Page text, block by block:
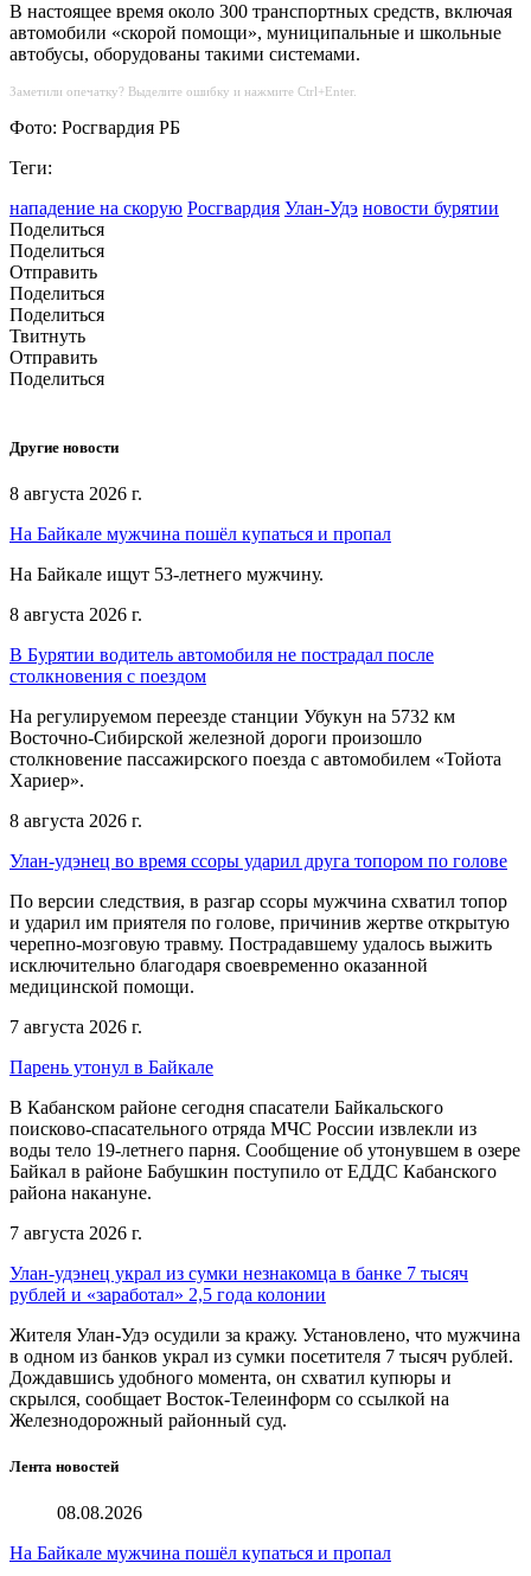
В настоящее время около 300 транспортных средств, включая
автомобили «скорой помощи», муниципальные и школьные
автобусы, оборудованы такими системами.
Заметили опечатку? Выделите ошибку и нажмите Ctrl+Enter.
Фото: Росгвардия РБ
Теги:
нападение на скорую Росгвардия Улан-Удэ новости бурятии
Поделиться
Поделиться
Отправить
Поделиться
Поделиться
Твитнуть
Отправить
Поделиться
Другие новости
8 августа 2026 г.
На Байкале мужчина пошёл купаться и пропал
На Байкале ищут 53-летнего мужчину.
8 августа 2026 г.
В Бурятии водитель автомобиля не пострадал после
столкновения с поездом
На регулируемом переезде станции Убукун на 5732 км
Восточно-Сибирской железной дороги произошло
столкновение пассажирского поезда с автомобилем «Тойота
Хариер».
8 августа 2026 г.
Улан-удэнец во время ссоры ударил друга топором по голове
По версии следствия, в разгар ссоры мужчина схватил топор
и ударил им приятеля по голове, причинив жертве открытую
черепно-мозговую травму. Пострадавшему удалось выжить
исключительно благодаря своевременно оказанной
медицинской помощи.
7 августа 2026 г.
Парень утонул в Байкале
В Кабанском районе сегодня спасатели Байкальского
поисково-спасательного отряда МЧС России извлекли из
воды тело 19-летнего парня. Сообщение об утонувшем в озере
Байкал в районе Бабушкин поступило от ЕДДС Кабанского
района накануне.
7 августа 2026 г.
Улан-удэнец украл из сумки незнакомца в банке 7 тысяч
рублей и «заработал» 2,5 года колонии
Жителя Улан-Удэ осудили за кражу. Установлено, что мужчина
в одном из банков украл из сумки посетителя 7 тысяч рублей.
Дождавшись удобного момента, он схватил купюры и
скрылся, сообщает Восток-Телеинформ со ссылкой на
Железнодорожный районный суд.
Лента новостей
08.08.2026
На Байкале мужчина пошёл купаться и пропал